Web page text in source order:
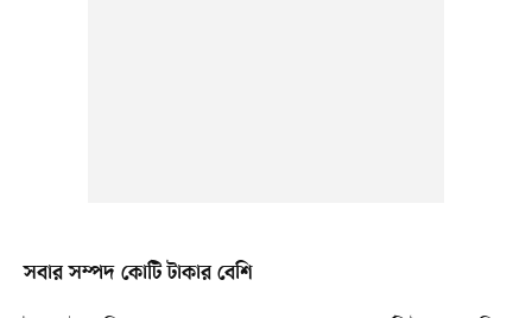
সবার সম্পদ কোটি টাকার বেশি